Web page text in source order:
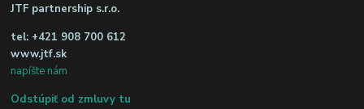
JTF partnership s.r.o.
tel: +421 908 700 612
www.jtf.sk
napíšte nám
Odstúpiť od zmluvy tu